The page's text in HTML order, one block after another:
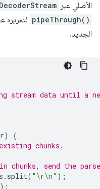
الأصلي عبر
pipeThrough() لتمريره
الجديد.
stream data until a
)
{
chunks.
chunks, send the
. split( "\r\n" );